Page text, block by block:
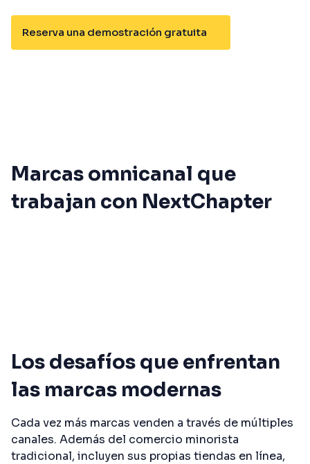
Reserva una demostración gratuita
Marcas omnicanal que
trabajan con NextChapter
Los desafíos que enfrentan
las marcas modernas
Cada vez más marcas venden a través de múltiples
canales. Además del comercio minorista
tradicional, incluyen sus propias tiendas en línea,